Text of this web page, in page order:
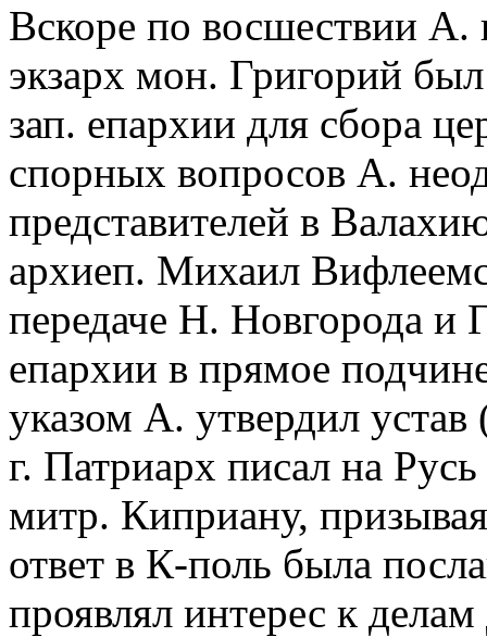
Вскоре по восшествии
экзарх мон. Григорий
зап. епархии для сбора
спорных вопросов А.
представителей в
архиеп. Михаил
передаче Н. Новгорода и
епархии в прямое
указом А. утвердил
г. Патриарх писал на
митр. Киприану,
ответ в К-поль была
проявлял интерес к